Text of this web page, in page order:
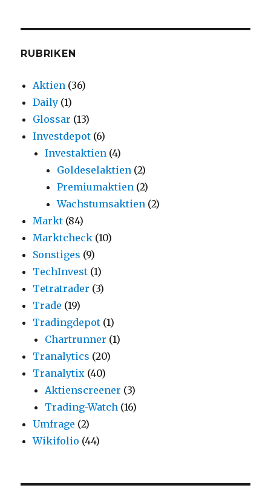
RUBRIKEN
Aktien (36)
Daily (1)
Glossar (13)
Investdepot (6)
Investaktien (4)
Goldeselaktien (2)
Premiumaktien (2)
Wachstumsaktien (2)
Markt (84)
Marktcheck (10)
Sonstiges (9)
TechInvest (1)
Tetratrader (3)
Trade (19)
Tradingdepot (1)
Chartrunner (1)
Tranalytics (20)
Tranalytix (40)
Aktienscreener (3)
Trading-Watch (16)
Umfrage (2)
Wikifolio (44)